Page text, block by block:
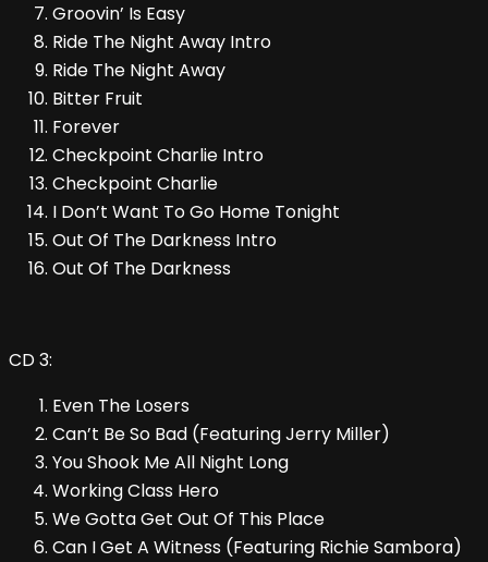
Groovin’ Is Easy
Ride The Night Away Intro
Ride The Night Away
Bitter Fruit
Forever
Checkpoint Charlie Intro
Checkpoint Charlie
I Don’t Want To Go Home Tonight
Out Of The Darkness Intro
Out Of The Darkness
CD 3:
Even The Losers
Can’t Be So Bad (Featuring Jerry Miller)
You Shook Me All Night Long
Working Class Hero
We Gotta Get Out Of This Place
Can I Get A Witness (Featuring Richie Sambora)